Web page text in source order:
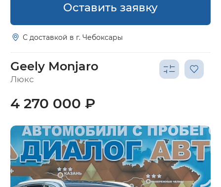
Оставить заявку
С доставкой в г. Чебоксары
Geely Monjaro
Люкс
4 270 000 ₽